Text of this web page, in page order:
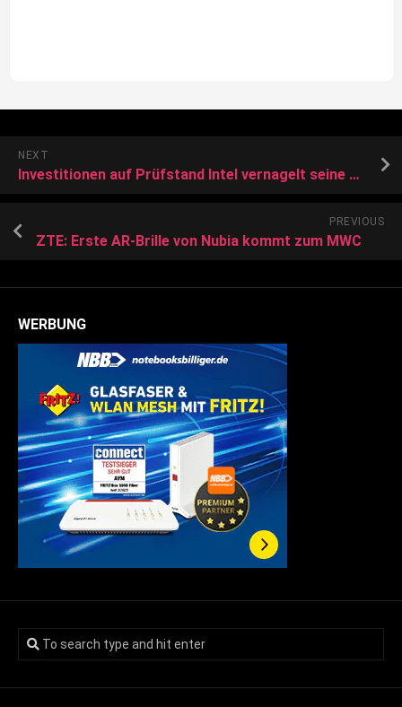
NEXT
Investitionen auf Prüfstand Intel vernagelt seine Geldbörse
PREVIOUS
ZTE: Erste AR-Brille von Nubia kommt zum MWC
WERBUNG